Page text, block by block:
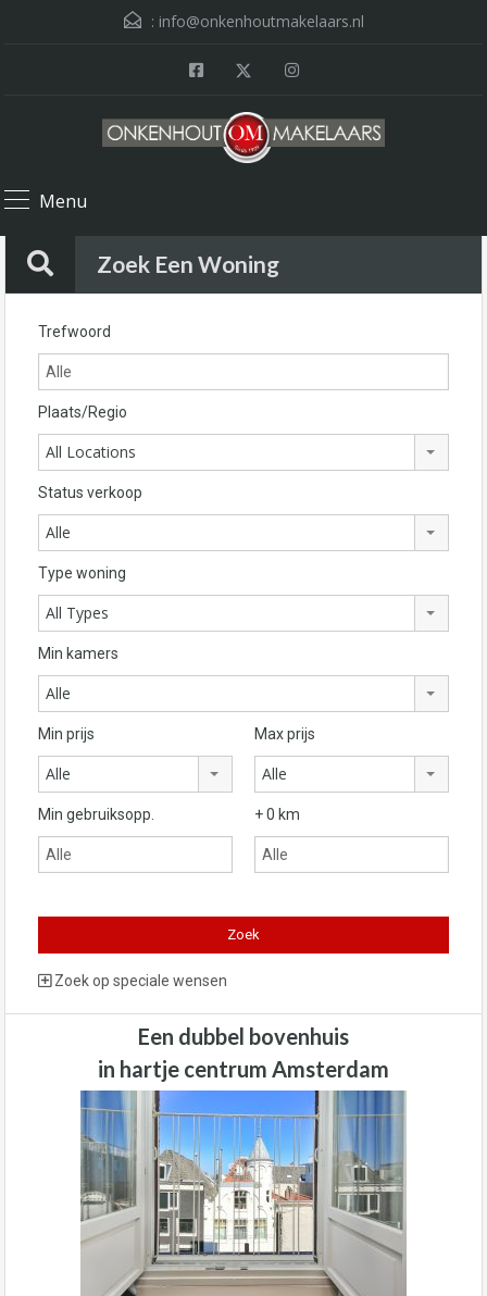
: info@onkenhoutmakelaars.nl
Menu
Zoek Een Woning
Trefwoord
Plaats/Regio
All Locations
Status verkoop
Alle
Type woning
All Types
Min kamers
Alle
Min prijs
Alle
Max prijs
Alle
Min gebruiksopp. + 0 km
Zoek op speciale wensen
Een dubbel bovenhuis
in hartje centrum Amsterdam